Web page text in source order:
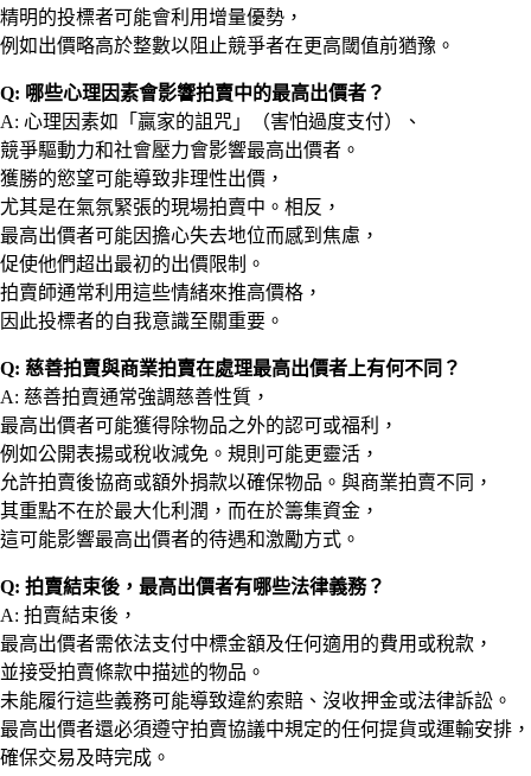
精明的投標者可能會利用增量優勢，
例如出價略高於整數以阻止競爭者在更高閾值前猶豫。
Q: 哪些心理因素會影響拍賣中的最高出價者？
A: 心理因素如「贏家的詛咒」（害怕過度支付）、
競爭驅動力和社會壓力會影響最高出價者。
獲勝的慾望可能導致非理性出價，
尤其是在氣氛緊張的現場拍賣中。相反，
最高出價者可能因擔心失去地位而感到焦慮，
促使他們超出最初的出價限制。
拍賣師通常利用這些情緒來推高價格，
因此投標者的自我意識至關重要。
Q: 慈善拍賣與商業拍賣在處理最高出價者上有何不同？
A: 慈善拍賣通常強調慈善性質，
最高出價者可能獲得除物品之外的認可或福利，
例如公開表揚或稅收減免。規則可能更靈活，
允許拍賣後協商或額外捐款以確保物品。與商業拍賣不同，
其重點不在於最大化利潤，而在於籌集資金，
這可能影響最高出價者的待遇和激勵方式。
Q: 拍賣結束後，最高出價者有哪些法律義務？
A: 拍賣結束後，
最高出價者需依法支付中標金額及任何適用的費用或稅款，
並接受拍賣條款中描述的物品。
未能履行這些義務可能導致違約索賠、沒收押金或法律訴訟。
最高出價者還必須遵守拍賣協議中規定的任何提貨或運輸安排，
確保交易及時完成。